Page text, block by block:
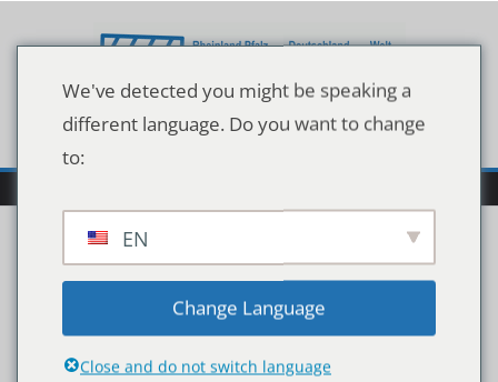
Inhalt
We've detected you might be speaking a
different language. Do you want to change
to:
EN
Change Language
Close and do not switch language